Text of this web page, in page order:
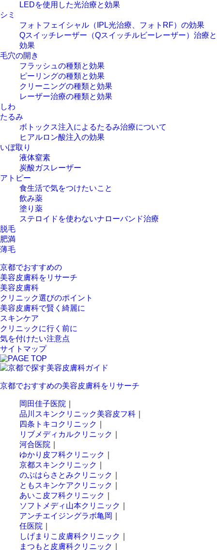
LEDを使用した光治療と効果
シミ
フォトフェイシャル（IPL光治療、フォトRF）の効果
Qスイッチレーザー（Qスイッチルビーレーザー）治療と
効果
毛穴の開き
フラッシュの種類と効果
ピーリングの種類と効果
クリーニングの種類と効果
レーザー治療の種類と効果
しわ
たるみ
ボトックス注入によるたるみ治療について
ヒアルロン酸注入の効果
いぼ取り
液体窒素
炭酸ガスレーザー
アトピー
食生活で気をつけたいこと
飲み薬
塗り薬
ステロイドを使わないナローバンド治療
脱毛
肥満
薄毛
京都でおすすめの
美容皮膚科をリサーチ
美容皮膚科
クリニック選びのポイント
美容皮膚科で賢く綺麗に
スキンケア
クリニックに行く前に
気を付けたい注意点
サイトマップ
京都でおすすめの美容皮膚科をリサーチ
岡田佳子医院
品川スキンクリニック美容皮フ科
四条トキコクリニック
リブメディカルクリニック
河合医院
ゆかり皮フ科クリニック
京都スキンクリニック
のぶはらさとみクリニック
ともスキンケアクリニック
あいこ皮フ科クリニック
ソフトメディ山本クリニック
アンチエイジングラボ亀岡
任医院
しげまりこ皮膚科クリニック
まつもと皮膚科クリニック